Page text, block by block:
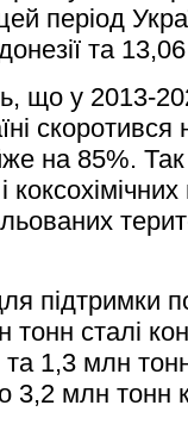
період
та
що у 2013-
на 85%.
підтримки
сталі
1,3 млн
3,2 млн тонн